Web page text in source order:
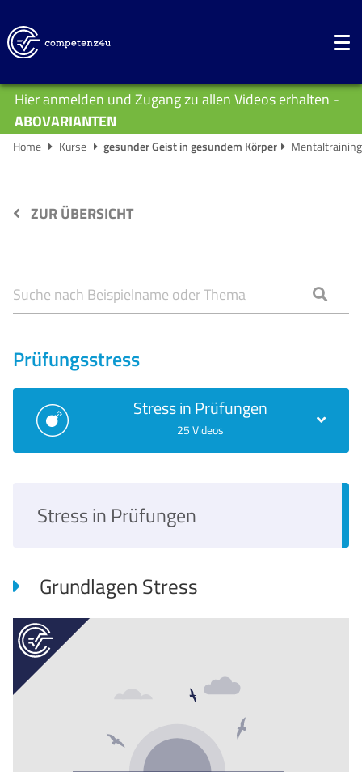
Hier anmelden und Zugang zu allen Videos erhalten -
ABOVARIANTEN
Home Kurse gesunder Geist in gesundem Körper Mentaltraining
ZUR ÜBERSICHT
Prüfungsstress
Stress in Prüfungen
25 Videos
Stress in Prüfungen
Grundlagen Stress